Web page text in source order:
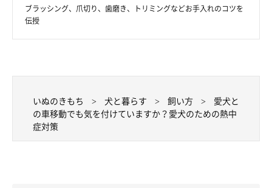
動物病院などを調べておくことも重要です。
もし出先で被災したら、暑い中での長時間の待機や移動などが想
定されます。二次被害として熱中症にならないためにも、〝冷や
ブラッシング、爪切り、歯磨き、トリミングなどお手入れのコツを
伝授
いぬのきもち 犬と暮らす 飼い方
愛犬と
の車移動でも気を付けていますか？愛犬のための熱中
症対策